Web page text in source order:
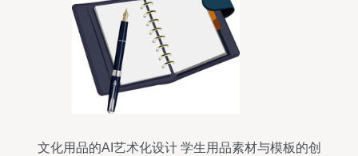
文化用品的AI艺术化设计 学生用品素材与模板的创